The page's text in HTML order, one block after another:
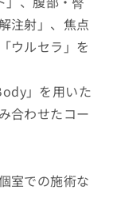
注射」、焦点
ウルセラ」を
」を用いた
合わせたコー
室での施術な